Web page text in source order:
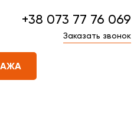
+38 073 77 76 069
Заказать звонок